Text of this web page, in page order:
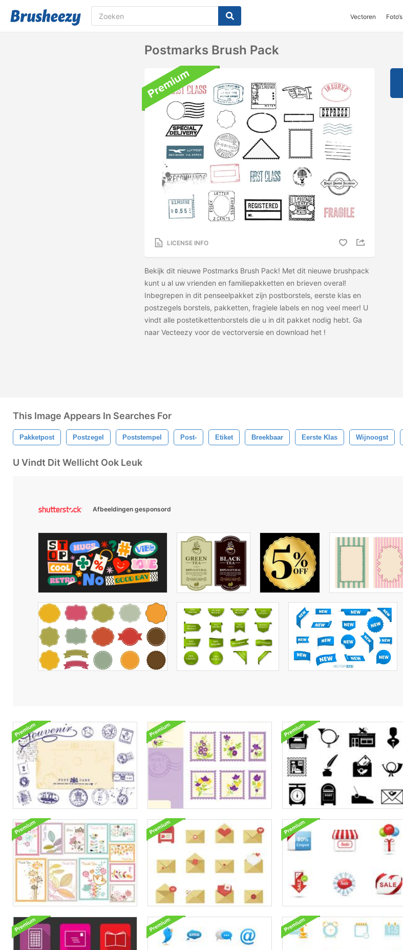
Vectoren Foto‘s
Postmarks Brush Pack
LICENSE INFO
Bekijk dit nieuwe Postmarks Brush Pack! Met dit nieuwe brushpack
kunt u al uw vrienden en familiepakketten en brieven overal!
Inbegrepen in dit penseelpakket zijn postborstels, eerste klas en
postzegels borstels, pakketten, fragiele labels en nog veel meer! U
vindt alle postetikettenborstels die u in dit pakket nodig hebt. Ga
naar Vecteezy voor de vectorversie en download het !
This Image Appears In Searches For
Pakketpost Postzegel Poststempel Post- Etiket Breekbaar Eerste Klas Wijnoogst
U Vindt Dit Wellicht Ook Leuk
Afbeeldingen gesponsord